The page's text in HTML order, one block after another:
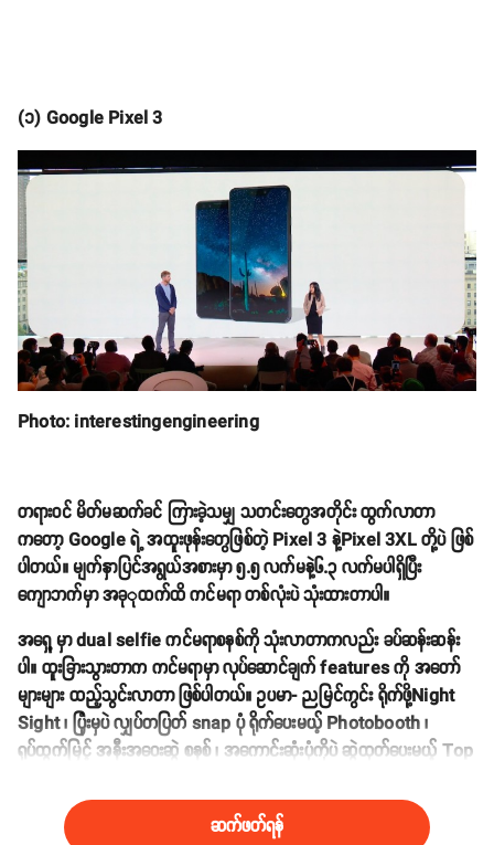
(၁) Google Pixel 3
Photo: interestingengineering
တရားဝင် မိတ်မဆက်ခင် ကြားခဲ့သမျှ သတင်းတွေအတိုင်း ထွက်လာတာ
ကတော့ Google ရဲ့ အထူးဖုန်းတွေဖြစ်တဲ့ Pixel 3 နဲ့Pixel 3XL တို့ပဲ ဖြစ်
ပါတယ်။ မျက်နှာပြင်အရွယ်အစားမှာ ၅.၅ လက်မနဲ့၆.၃ လက်မပါရှိပြီး
ကျောဘက်မှာ အခုုထက်ထိ ကင်မရာ တစ်လုံးပဲ သုံးထားတာပါ။
အရှေ ့မှာ dual selfie ကင်မရာစနစ်ကို သုံးလာတာကလည်း ခပ်ဆန်းဆန်း
ပါ။ ထူးခြားသွားတာက ကင်မရာမှာ လုပ်ဆောင်ချက် features ကို အတော်
များများ ထည့်သွင်းလာတာ ဖြစ်ပါတယ်။ ဥပမာ- ညမြင်ကွင်း ရိုက်ဖို့Night
Sight ၊ ပြုံးမှပဲ လျှပ်တပြတ် snap ပုံ ရိုက်ပေးမယ့် Photobooth ၊
ရုပ်ထွက်မြင့် အနီးအဝေးဆွဲ စနစ် ၊ အကောင်းဆုံးပုံကိုပဲ ဆွဲထုတ်ပေးမယ့် Top
ဆက်ဖတ်ရန်